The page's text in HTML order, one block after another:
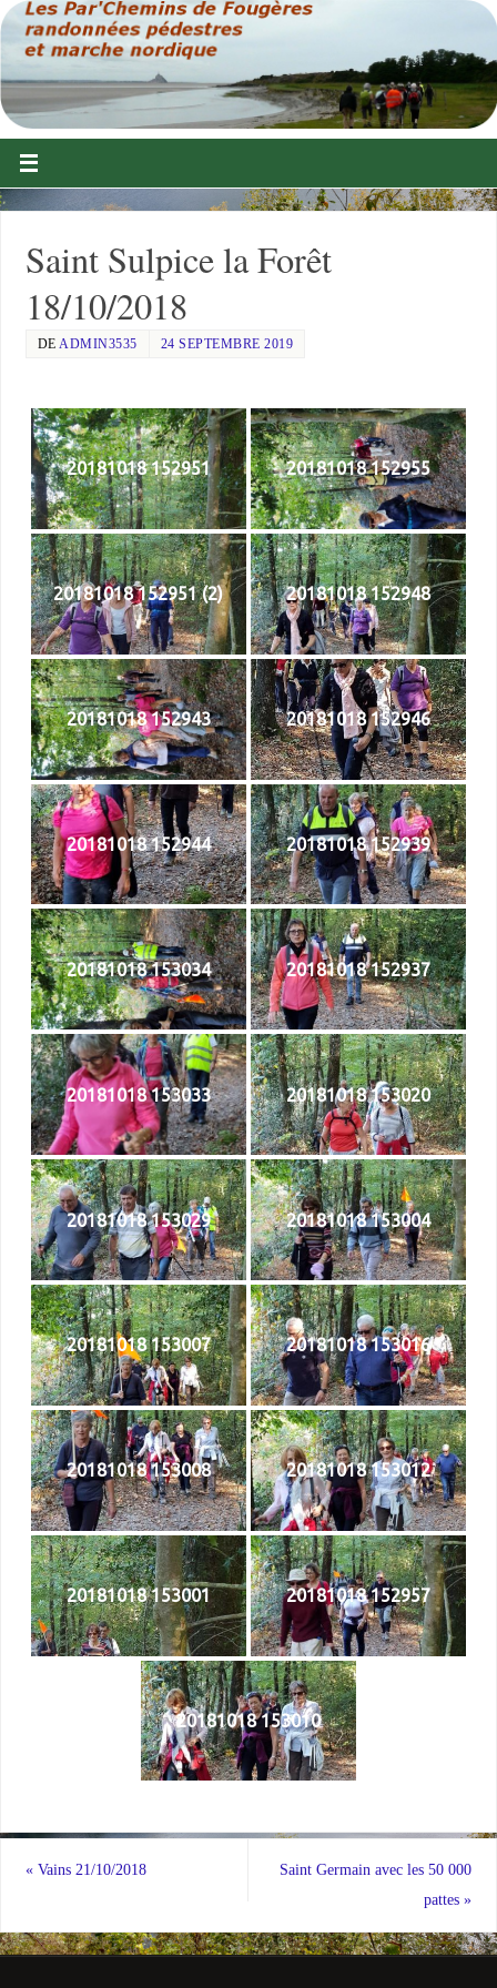
Saint Sulpice la Forêt
18/10/2018
DEADMIN3535 24 SEPTEMBRE 2019
20181018 152951 20181018 152955
20181018 152951 (2) 20181018 152948
20181018 152943 20181018 152946
20181018 152944 20181018 152939
20181018 153034 20181018 152937
20181018 153033 20181018 153020
20181018 153029 20181018 153004
20181018 153007 20181018 153016
20181018 153008 20181018 153012
20181018 153001 20181018 152957
20181018 153010
«Vains 21/10/2018
Saint Germain avec les 50 000
pattes»